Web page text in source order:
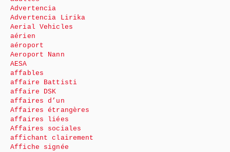
Advertencia
Advertencia Lirika
Aerial Vehicles
aérien
aéroport
Aeroport Nann
AESA
affables
affaire Battisti
affaire DSK
affaires d’un
Affaires étrangères
affaires liées
Affaires sociales
affichant clairement
Affiche signée